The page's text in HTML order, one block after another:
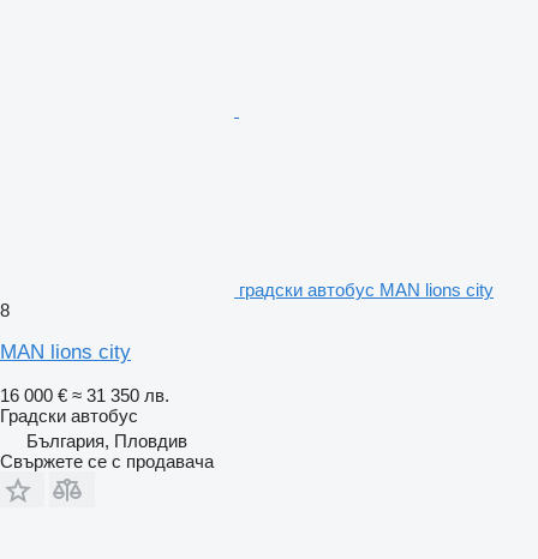
градски автобус MAN lions city
8
MAN lions city
16 000 € ≈ 31 350 лв.
Градски автобус
България, Пловдив
Свържете се с продавача